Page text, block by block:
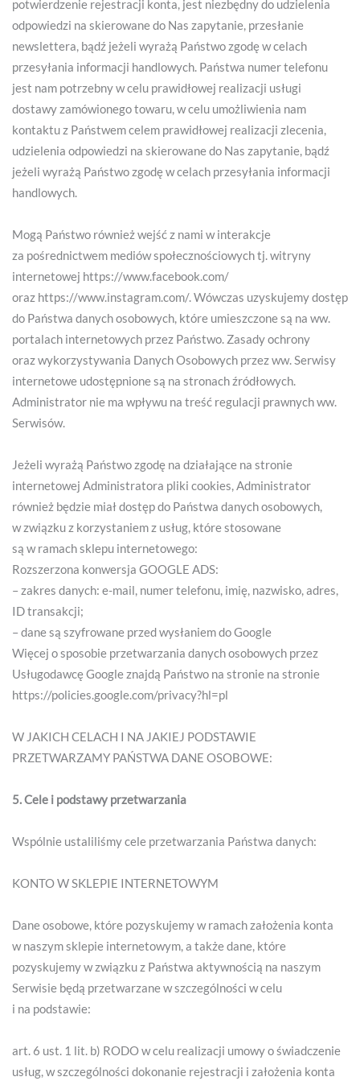
potwierdzenie rejestracji konta, jest niezbędny do udzielenia
odpowiedzi na skierowane do Nas zapytanie, przesłanie
newslettera, bądź jeżeli wyrażą Państwo zgodę w celach
przesyłania informacji handlowych. Państwa numer telefonu
jest nam potrzebny w celu prawidłowej realizacji usługi
dostawy zamówionego towaru, w celu umożliwienia nam
kontaktu z Państwem celem prawidłowej realizacji zlecenia,
udzielenia odpowiedzi na skierowane do Nas zapytanie, bądź
jeżeli wyrażą Państwo zgodę w celach przesyłania informacji
handlowych.
Mogą Państwo również wejść z nami w interakcje
za pośrednictwem mediów społecznościowych tj. witryny
internetowej https://www.facebook.com/
oraz https://www.instagram.com/. Wówczas uzyskujemy dostęp
do Państwa danych osobowych, które umieszczone są na ww.
portalach internetowych przez Państwo. Zasady ochrony
oraz wykorzystywania Danych Osobowych przez ww. Serwisy
internetowe udostępnione są na stronach źródłowych.
Administrator nie ma wpływu na treść regulacji prawnych ww.
Serwisów.
Jeżeli wyrażą Państwo zgodę na działające na stronie
internetowej Administratora pliki cookies, Administrator
również będzie miał dostęp do Państwa danych osobowych,
w związku z korzystaniem z usług, które stosowane
są w ramach sklepu internetowego:
Rozszerzona konwersja GOOGLE ADS:
– zakres danych: e-mail, numer telefonu, imię, nazwisko, adres,
ID transakcji;
– dane są szyfrowane przed wysłaniem do Google
Więcej o sposobie przetwarzania danych osobowych przez
Usługodawcę Google znajdą Państwo na stronie na stronie
https://policies.google.com/privacy?hl=pl
W JAKICH CELACH I NA JAKIEJ PODSTAWIE
PRZETWARZAMY PAŃSTWA DANE OSOBOWE:
5. Cele i podstawy przetwarzania
Wspólnie ustaliliśmy cele przetwarzania Państwa danych:
KONTO W SKLEPIE INTERNETOWYM
Dane osobowe, które pozyskujemy w ramach założenia konta
w naszym sklepie internetowym, a także dane, które
pozyskujemy w związku z Państwa aktywnością na naszym
Serwisie będą przetwarzane w szczególności w celu
i na podstawie:
art. 6 ust. 1 lit. b) RODO w celu realizacji umowy o świadczenie
usług, w szczególności dokonanie rejestracji i założenia konta